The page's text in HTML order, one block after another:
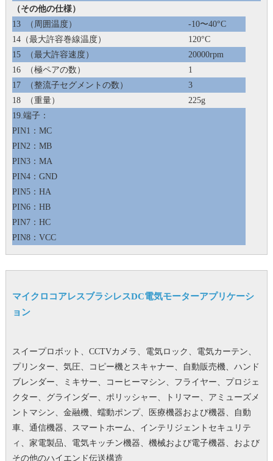
（その他の仕様）
13
（周囲温度）
-10〜40°C
14（最大許容巻線温度）
120°C
15
（最大許容速度）
20000rpm
16
（極ペアの数）
1
17
（整流子セグメントの数）
3
18
（重量）
225g
19.端子：
PIN1：MC
PIN2：MB
PIN3：MA
PIN4：GND
PIN5：HA
PIN6：HB
PIN7：HC
PIN8：VCC
マイクロコアレスブラシレスDC電気モーターアプリケーシ
ョン
スイープロボット、CCTVカメラ、電気ロック、電気カーテン、
プリンター、気圧、コピー機とスキャナー、自動販売機、ハンド
ブレンダー、ミキサー、コーヒーマシン、フライヤー、プロジェ
クター、グラインダー、ポリッシャー、トリマー、アミューズメ
ントマシン、金融機、蠕動ポンプ、医療機器および機器、自動
車、通信機器、スマートホーム、インテリジェントセキュリテ
ィ、家電製品、電気キッチン機器、機械および電子機器、および
その他のハイエンド伝送構造